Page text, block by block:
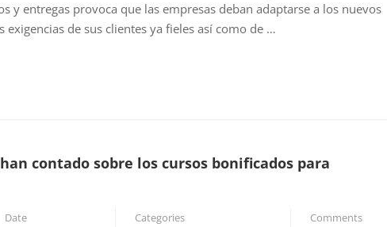
y entregas provoca que las empresas deban adaptarse a los nuevos
exigencias de sus clientes ya fieles así como de …
contado sobre los cursos bonificados para
Date Categories Comments